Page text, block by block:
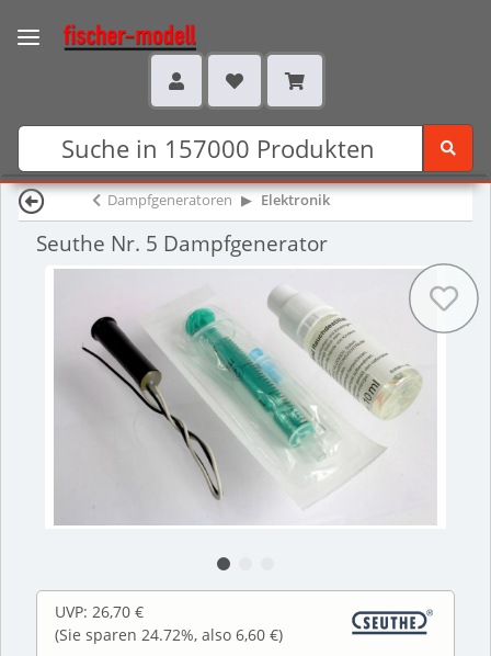
Dampfgeneratoren Elektronik
Seuthe Nr. 5 Dampfgenerator
UVP: 26,70 €
(Sie sparen 24.72%, also 6,60 €)